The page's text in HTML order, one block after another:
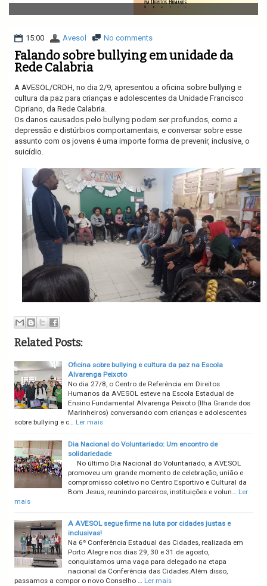
v
i
a
i
15:00 Avesol No comments
Falando sobre bullying em unidade da
Rede Calabria
A AVESOL/CRDH, no dia 2/9, apresentou a oficina sobre bullying e
cultura da paz para crianças e adolescentes da Unidade Francisco
Cipriano, da Rede Calabria.
Os danos causados pelo bullying podem ser profundos, como a
depressão e distúrbios comportamentais, e conversar sobre esse
assunto com os jovens é uma importe forma de prevenir, inclusive, o
suicídio.
Related Posts:
Oficina sobre bullying e cultura da paz na Escola
Alvarenga Peixoto
No dia 27/8, o Centro de Referência em Direitos
Humanos da AVESOL esteve na Escola Estadual de
Ensino Fundamental Alvarenga Peixoto (Ilha Grande dos
Marinheiros) conversando com crianças e adolescentes
sobre bullying e c… Ler mais
Dia Nacional do Voluntariado: Um encontro de
solidariedade
No último Dia Nacional do Voluntariado, a AVESOL
promoveu um grande momento de celebração, união e
compromisso coletivo no Centro Esportivo e Cultural da
Bom Jesus, reunindo parceiros, instituições e volun… Ler
mais
A AVESOL segue firme na luta por cidades justas e
inclusivas!
Na 6ª Conferência Estadual das Cidades, realizada em
Porto Alegre nos dias 29, 30 e 31 de agosto,
conquistamos uma vaga para delegado na etapa
nacional da Conferência das Cidades.Além disso,
passamos a compor o novo Conselho … Ler mais